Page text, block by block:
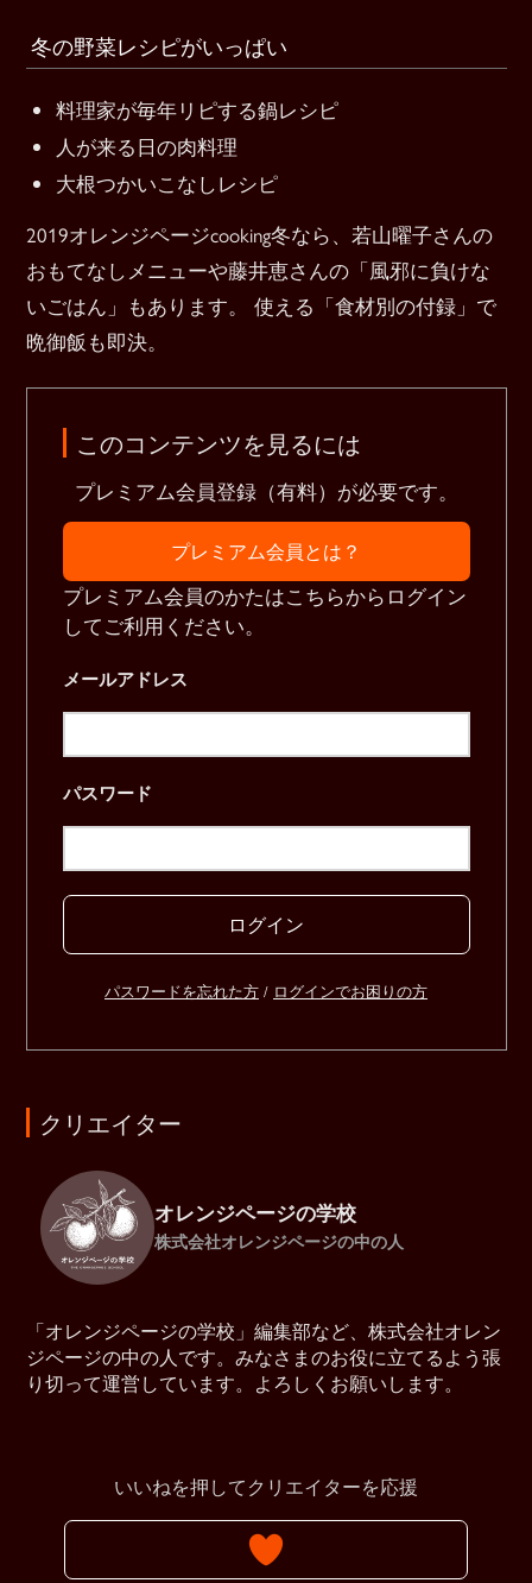
冬の野菜レシピがいっぱい
料理家が毎年リピする鍋レシピ
人が来る日の肉料理
大根つかいこなしレシピ
2019オレンジページcooking冬なら、若山曜子さんの
おもてなしメニューや藤井恵さんの「風邪に負けな
いごはん」もあります。 使える「食材別の付録」で
晩御飯も即決。
このコンテンツを見るには
プレミアム会員登録（有料）が必要です。
プレミアム会員とは？
プレミアム会員のかたはこちらからログイン
してご利用ください。
メールアドレス
パスワード
ログイン
パスワードを忘れた方 / ログインでお困りの方
クリエイター
オレンジページの学校
株式会社オレンジページの中の人
「オレンジページの学校」編集部など、株式会社オレン
ジページの中の人です。みなさまのお役に立てるよう張
り切って運営しています。よろしくお願いします。
いいねを押してクリエイターを応援